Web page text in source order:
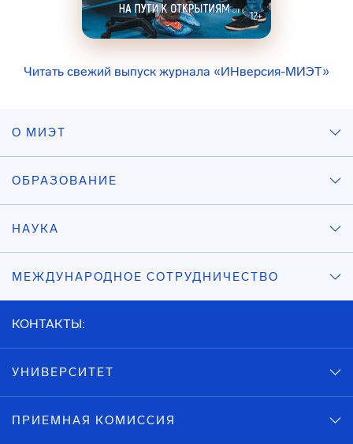
Читать свежий выпуск журнала «ИНверсия-МИЭТ»
О МИЭТ
ОБРАЗОВАНИЕ
НАУКА
МЕЖДУНАРОДНОЕ СОТРУДНИЧЕСТВО
КОНТАКТЫ:
УНИВЕРСИТЕТ
ПРИЕМНАЯ КОМИССИЯ